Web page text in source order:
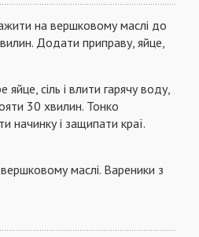
на вершковому маслі до
Додати приправу, яйце,
сіль і влити гарячу воду,
30 хвилин. Тонко
начинку і защипати краї.
маслі. Вареники з